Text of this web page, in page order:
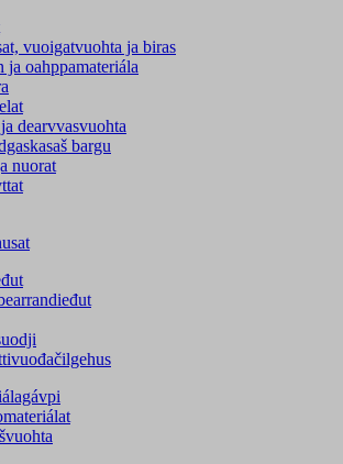
vuoigatvuohta ja biras
ja oahppamateriála
dearvvasvuohta
bargu
nuorat